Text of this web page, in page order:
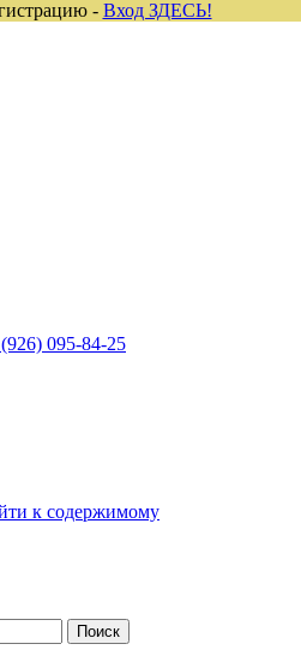
095-84-25
к содержимому
- Вход ЗДЕСЬ!